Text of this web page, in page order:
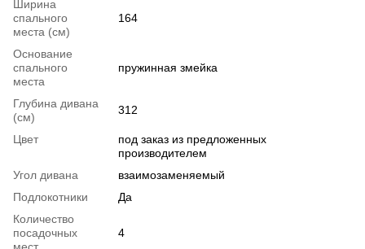
Ширина
спального
места (см)
164
Основание
спального
места
пружинная змейка
Глубина дивана
(см)
312
Цвет
под заказ из предложенных
производителем
Угол дивана
взаимозаменяемый
Подлокотники
Да
Количество
посадочных
мест
4